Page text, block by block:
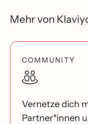
Mehr von
COMMUNITY
Vernetze dich
Partner*innen